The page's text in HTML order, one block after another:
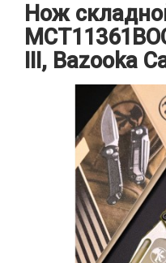
Нож
III, Bazooka